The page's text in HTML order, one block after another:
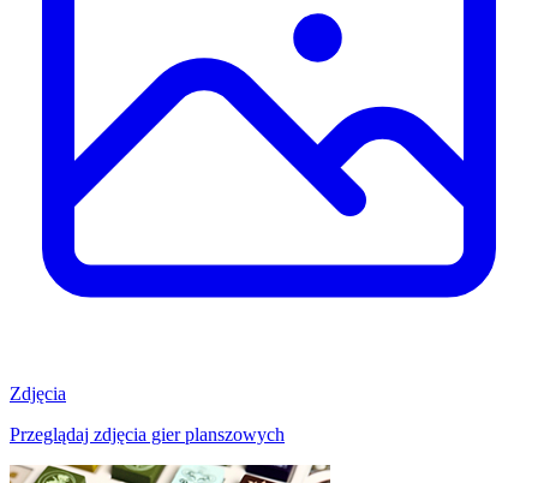
Zdjęcia
Przeglądaj zdjęcia gier planszowych